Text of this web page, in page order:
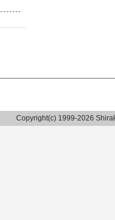
Copyright(c) 1999-2026